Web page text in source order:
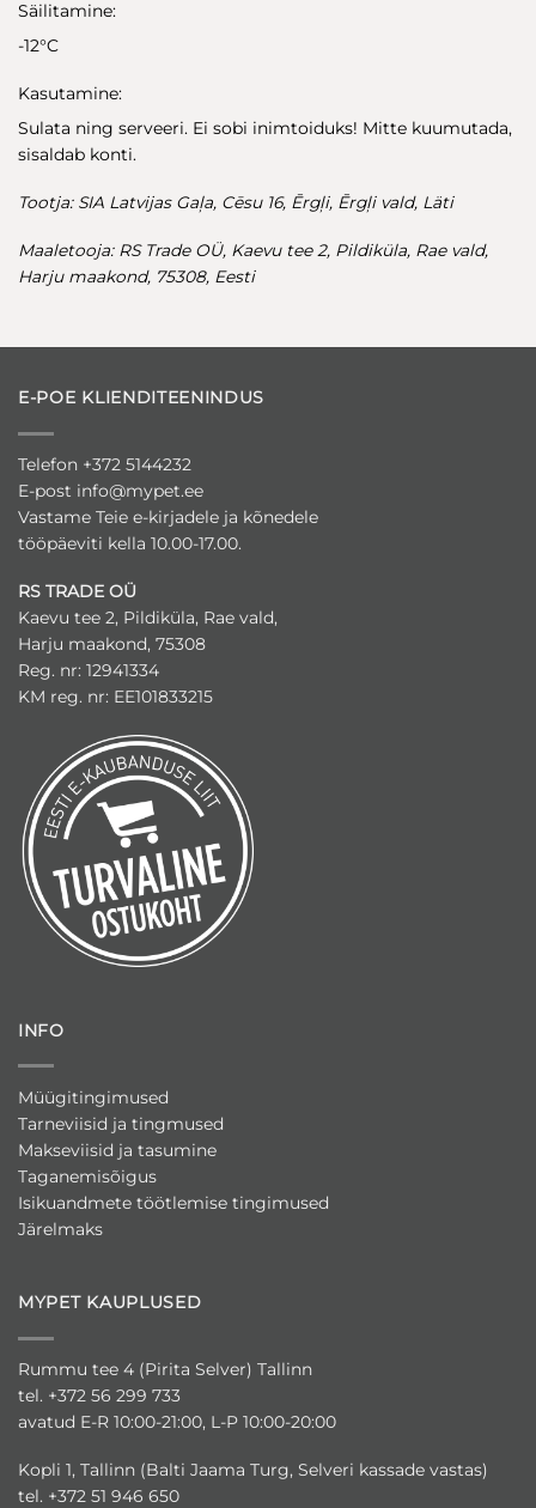
Säilitamine:
-12°C
Kasutamine:
Sulata ning serveeri. Ei sobi inimtoiduks! Mitte kuumutada,
sisaldab konti.
Tootja: SIA Latvijas Gaļa, Cēsu 16, Ērgļi, Ērgļi vald, Läti
Maaletooja: RS Trade OÜ, Kaevu tee 2, Pildiküla, Rae vald,
Harju maakond, 75308, Eesti
E-POE KLIENDITEENINDUS
Telefon +372 5144232
E-post info@mypet.ee
Vastame Teie e-kirjadele ja kõnedele
tööpäeviti kella 10.00-17.00.
RS TRADE OÜ
Kaevu tee 2, Pildiküla, Rae vald,
Harju maakond, 75308
Reg. nr: 12941334
KM reg. nr: EE101833215
INFO
Müügitingimused
Tarneviisid ja tingmused
Makseviisid ja tasumine
Taganemisõigus
Isikuandmete töötlemise tingimused
Järelmaks
MYPET KAUPLUSED
Rummu tee 4 (Pirita Selver) Tallinn
tel. +372 56 299 733
avatud E-R 10:00-21:00, L-P 10:00-20:00
Kopli 1, Tallinn (Balti Jaama Turg, Selveri kassade vastas)
tel. +372 51 946 650